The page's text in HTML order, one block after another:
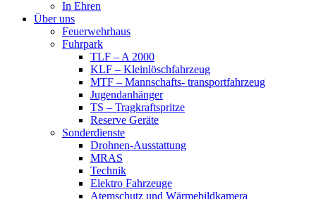
In Ehren
Über uns
Feuerwehrhaus
Fuhrpark
TLF – A 2000
KLF – Kleinlöschfahrzeug
MTF – Mannschafts- transportfahrzeug
Jugendanhänger
TS – Tragkraftspritze
Reserve Geräte
Sonderdienste
Drohnen-Ausstattung
MRAS
Technik
Elektro Fahrzeuge
Atemschutz und Wärmebildkamera